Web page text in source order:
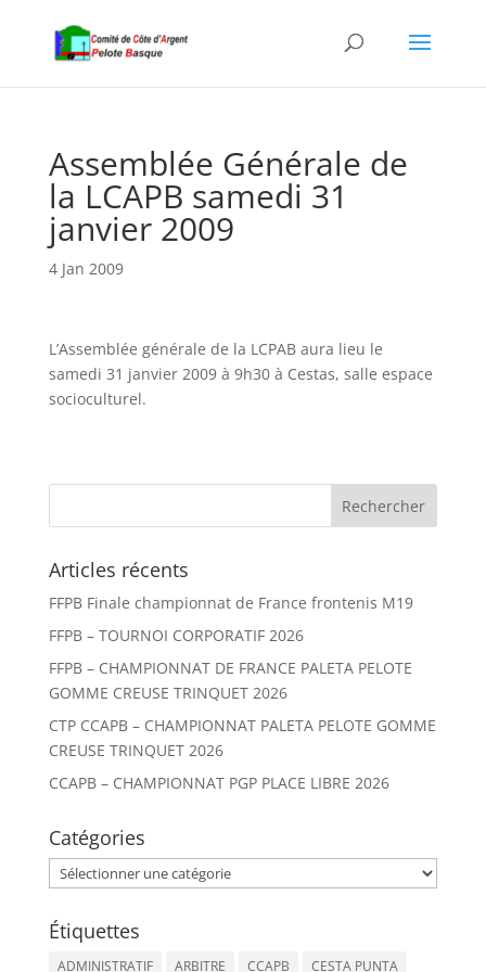
Assemblée Générale de
la LCAPB samedi 31
janvier 2009
4 Jan 2009
L’Assemblée générale de la LCPAB aura lieu le
samedi 31 janvier 2009 à 9h30 à Cestas, salle espace
socioculturel.
Articles récents
FFPB Finale championnat de France frontenis M19
FFPB – TOURNOI CORPORATIF 2026
FFPB – CHAMPIONNAT DE FRANCE PALETA PELOTE
GOMME CREUSE TRINQUET 2026
CTP CCAPB – CHAMPIONNAT PALETA PELOTE GOMME
CREUSE TRINQUET 2026
CCAPB – CHAMPIONNAT PGP PLACE LIBRE 2026
Catégories
Catégories
Étiquettes
ADMINISTRATIF ARBITRE CCAPB CESTA PUNTA